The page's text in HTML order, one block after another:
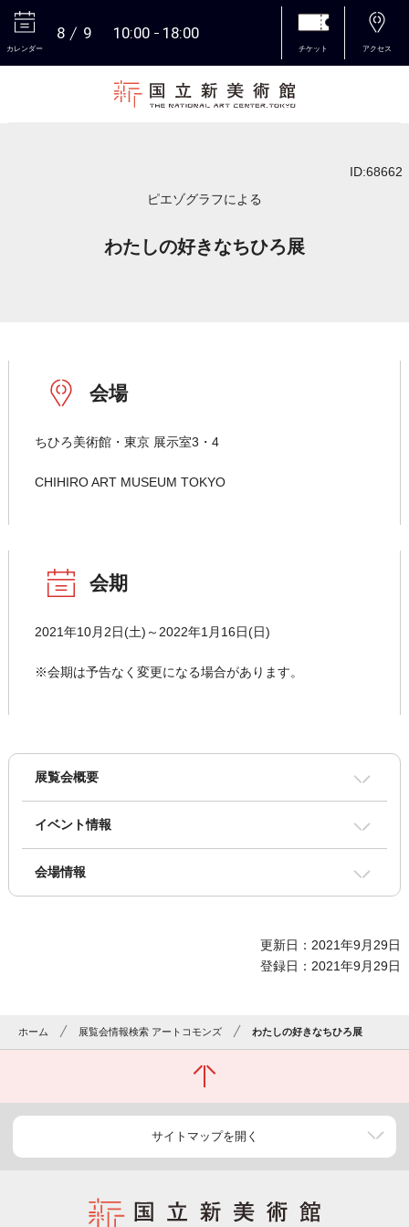
カレンダー
8 9 10:00 18:00
チケット アクセス
ID:68662
ピエゾグラフによる
わたしの好きなちひろ展
会場
ちひろ美術館・東京 展示室3・4
CHIHIRO ART MUSEUM TOKYO
会期
2021年10月2日(土)～2022年1月16日(日)
※会期は予告なく変更になる場合があります。
展覧会概要
イベント情報
会場情報
更新日：2021年9月29日
登録日：2021年9月29日
ホーム 展覧会情報検索 アートコモンズ わたしの好きなちひろ展
サイトマップを開く